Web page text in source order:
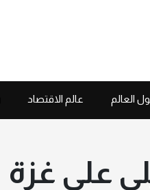
العالم عالم الاقتصاد
على غزة